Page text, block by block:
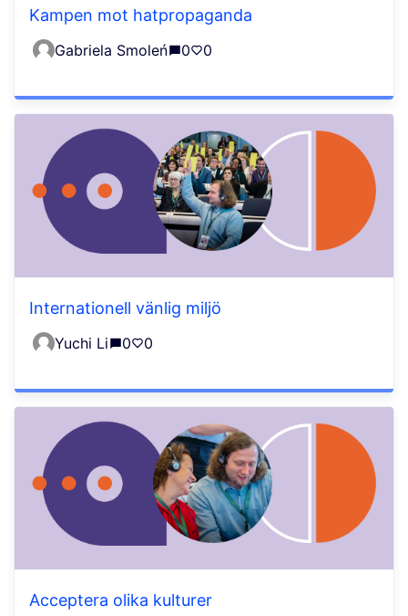
Kampen mot hatpropaganda
Gabriela Smoleń 0 0
Internationell vänlig miljö
Yuchi Li 0 0
Acceptera olika kulturer